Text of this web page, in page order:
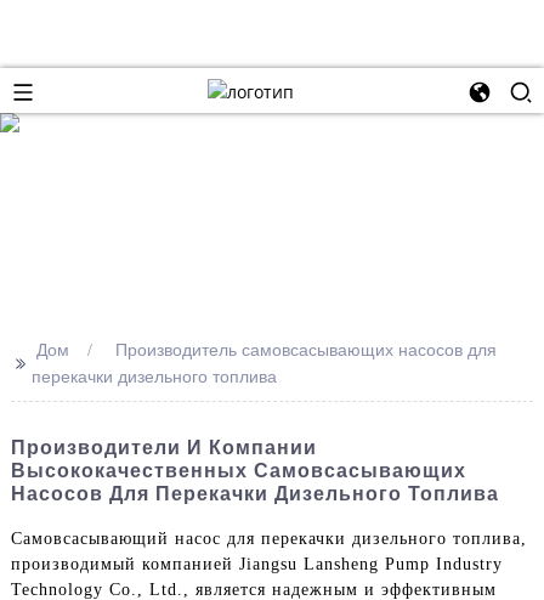
>> Дом
Производитель самовсасывающих насосов для
перекачки дизельного топлива
Производители И Компании
Высококачественных Самовсасывающих
Насосов Для Перекачки Дизельного Топлива
Самовсасывающий насос для перекачки дизельного топлива,
производимый компанией Jiangsu Lansheng Pump Industry
Technology Co., Ltd., является надежным и эффективным